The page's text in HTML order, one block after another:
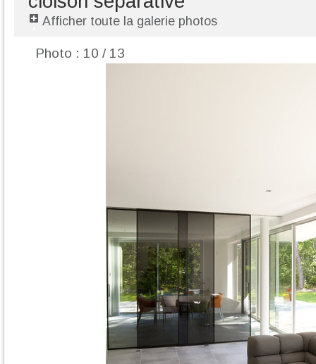
Afficher toute la galerie photos
Photo : 10 / 13